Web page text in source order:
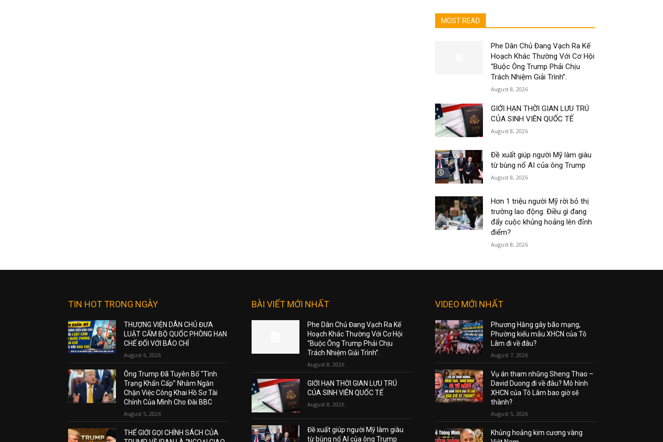
MOST READ
Phe Dân Chủ Đang Vạch Ra Kế
Hoạch Khác Thường Với Cơ Hội
“Buộc Ông Trump Phải Chịu
Trách Nhiệm Giải Trình”.
August 8, 2026
GIỚI HẠN THỜI GIAN LƯU TRÚ
CỦA SINH VIÊN QUỐC TẾ
August 8, 2026
Đề xuất giúp người Mỹ làm giàu
từ bùng nổ AI của ông Trump
August 8, 2026
Hơn 1 triệu người Mỹ rời bỏ thị
trường lao động: Điều gì đang
đẩy cuộc khủng hoảng lên đỉnh
điểm?
August 8, 2026
TIN HOT TRONG NGÀY
THƯỢNG VIỆN DÂN CHỦ ĐƯA
LUẬT CẤM BỘ QUỐC PHÒNG HẠN
CHẾ ĐỐI VỚI BÁO CHÍ
August 6, 2026
Ông Trump Đã Tuyên Bố “Tình
Trạng Khẩn Cấp” Nhằm Ngăn
Chặn Việc Công Khai Hồ Sơ Tài
Chính Của Mình Cho Đài BBC
August 5, 2026
THẾ GIỚI GỌI CHÍNH SÁCH CỦA
BÀI VIẾT MỚI NHẤT
Phe Dân Chủ Đang Vạch Ra Kế
Hoạch Khác Thường Với Cơ Hội
“Buộc Ông Trump Phải Chịu
Trách Nhiệm Giải Trình”.
August 8, 2026
GIỚI HẠN THỜI GIAN LƯU TRÚ
CỦA SINH VIÊN QUỐC TẾ
August 8, 2026
Đề xuất giúp người Mỹ làm giàu
từ bùng nổ AI của ông Trump
VIDEO MỚI NHẤT
Phương Hằng gây bão mạng,
Phường kiểu mẫu XHCN của Tô
Lâm đi về đâu?
August 7, 2026
Vụ án tham nhũng Sheng Thao –
David Duong đi về đâu? Mô hình
XHCN của Tô Lâm bao giờ sẽ
thành?
August 5, 2026
Khủng hoảng kim cương vàng